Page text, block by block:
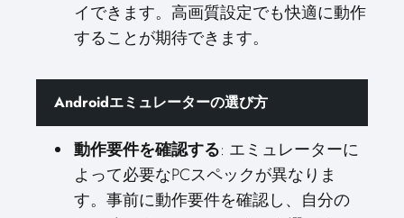
イできます。高画質設定でも快適に動作
することが期待できます。
Androidエミュレーターの選び方
動作要件を確認する: エミュレーターに
よって必要なPCスペックが異なりま
す。事前に動作要件を確認し、自分の